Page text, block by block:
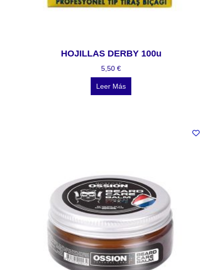
HOJILLAS DERBY 100u
5,50 €
Leer Más